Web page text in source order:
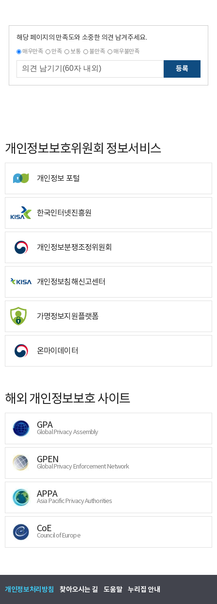
해당 페이지의 만족도와 소중한 의견 남겨주세요.
매우만족 만족 보통 불만족 매우불만족
등록
개인정보보호위원회 정보서비스
개인정보 포털
한국인터넷진흥원
개인정보분쟁조정위원회
개인정보침해신고센터
가명정보지원플랫폼
온마이데이터
해외 개인정보보호 사이트
GPA
Global Privacy Assembly
GPEN
Global Privacy Enforcement Network
APPA
Asia Pacific Privacy Authorities
CoE
Council of Europe
개인정보처리방침 찾아오시는 길 도움말 누리집 안내